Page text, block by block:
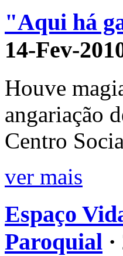
"Aqui há
14-Fev-
Houve
angariação
Centro
ver mais
Espaço
Paroquial